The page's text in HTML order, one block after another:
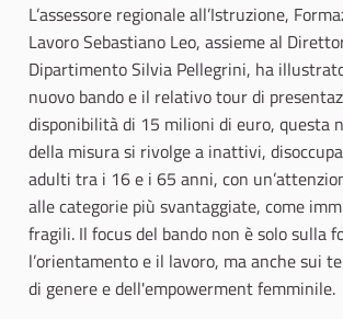
L’assessore regionale all’Istruzione,
Lavoro Sebastiano Leo, assieme al
Dipartimento Silvia Pellegrini, ha
nuovo bando e il relativo tour di
disponibilità di 15 milioni di euro, questa
della misura si rivolge a inattivi,
adulti tra i 16 e i 65 anni, con
alle categorie più svantaggiate, come
fragili. Il focus del bando non è solo sulla
l’orientamento e il lavoro, ma anche sui
di genere e dell'empowerment femminile.